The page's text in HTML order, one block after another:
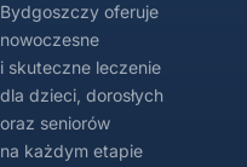
Bydgoszczy oferuje
nowoczesne
i skuteczne leczenie
dla dzieci, dorosłych
oraz seniorów
na każdym etapie